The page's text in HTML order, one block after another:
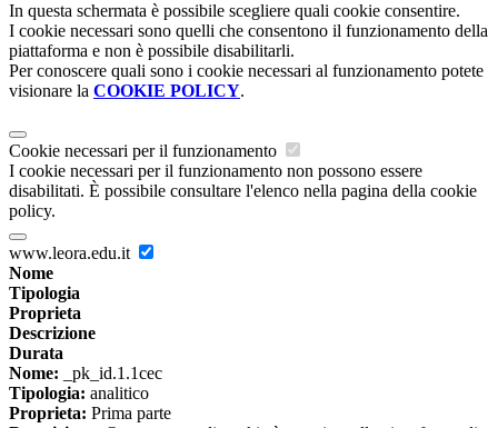
In questa schermata è possibile scegliere quali cookie consentire.
I cookie necessari sono quelli che consentono il funzionamento della
piattaforma e non è possibile disabilitarli.
Per conoscere quali sono i cookie necessari al funzionamento potete
visionare la COOKIE POLICY.
Cookie necessari per il funzionamento
I cookie necessari per il funzionamento non possono essere
disabilitati. È possibile consultare l'elenco nella pagina della cookie
policy.
www.leora.edu.it
Nome
Tipologia
Proprieta
Descrizione
Durata
Nome: _pk_id.1.1cec
Tipologia: analitico
Proprieta: Prima parte